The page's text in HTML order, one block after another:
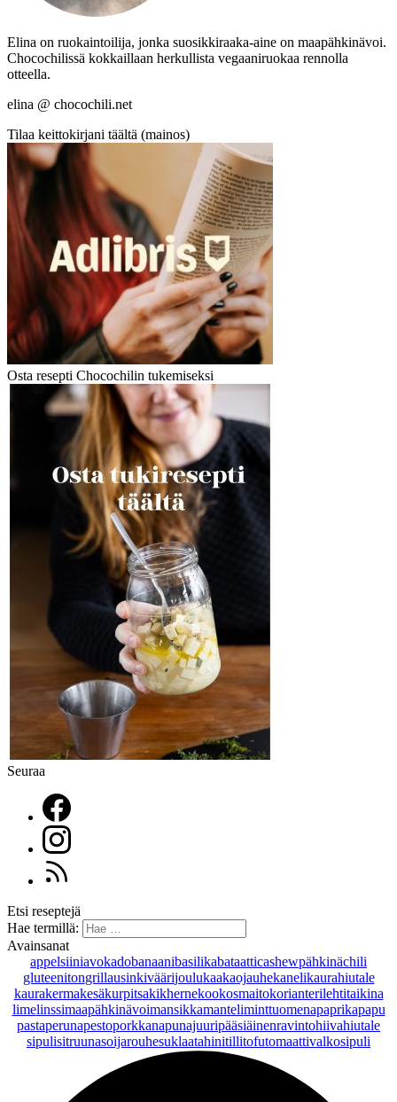
Elina on ruokaintoilija, jonka suosikkiraaka-aine on maapähkinävoi.
Chocochilissä kokkaillaan herkullista vegaaniruokaa rennolla
otteella.
elina @ chocochili.net
Tilaa keittokirjani täältä (mainos)
Osta resepti Chocochilin tukemiseksi
Seuraa
Etsi reseptejä
Hae termillä:
Avainsanat
appelsiiniavokadobanaanibasilikabataatticashewpähkinächili
gluteenitongrillausinkiväärijoulukaakaojauhekanelikaurahiutale
kaurakermakesäkurpitsakikhernekookosmaitokorianterilehtitaikina
limelinssimaapähkinävoimansikkamanteliminttuomenapaprikapapu
pastaperunapestoporkkanapunajuuripääsiäinenravintohiivahiutale
sipulisitruunasoijarouhesuklaatahinitillitofutomaattivalkosipuli